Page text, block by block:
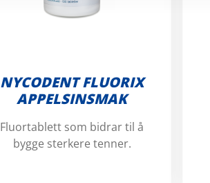
NYCODENT FLUORIX
APPELSINSMAK
Fluortablett som bidrar til å
bygge sterkere tenner.